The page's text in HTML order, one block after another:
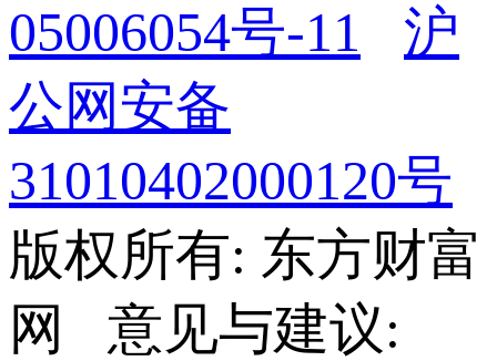
05006054号-11
沪
公网安备
31010402000120号
版权所有: 东方财富
网 意见与建议: